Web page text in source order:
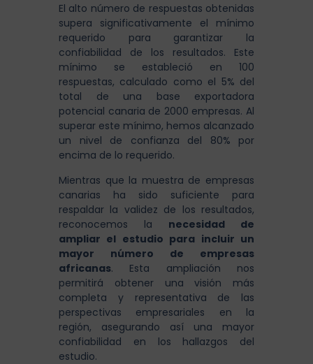
El alto número de respuestas obtenidas
supera significativamente el mínimo
requerido para garantizar la
confiabilidad de los resultados. Este
mínimo se estableció en 100
respuestas, calculado como el 5% del
total de una base exportadora
potencial canaria de 2000 empresas. Al
superar este mínimo, hemos alcanzado
un nivel de confianza del 80% por
encima de lo requerido.
Mientras que la muestra de empresas
canarias ha sido suficiente para
respaldar la validez de los resultados,
reconocemos la necesidad de
ampliar el estudio para incluir un
mayor número de empresas
africanas. Esta ampliación nos
permitirá obtener una visión más
completa y representativa de las
perspectivas empresariales en la
región, asegurando así una mayor
confiabilidad en los hallazgos del
estudio.